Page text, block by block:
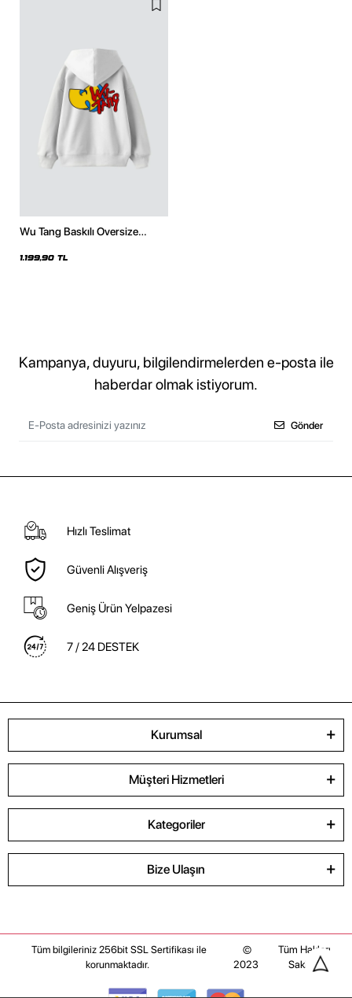
Wu Tang Baskılı Oversize
1.199,90 TL
Kampanya, duyuru, bilgilendirmelerden e-posta ile
haberdar olmak istiyorum.
Gönder
Hızlı Teslimat
Güvenli Alışveriş
Geniş Ürün Yelpazesi
7 / 24 DESTEK
Kurumsal
Müşteri Hizmetleri
Kategoriler
Bize Ulaşın
Tüm bilgileriniz 256bit SSL Sertifikası ile
korunmaktadır.
©
2023
Tüm Hakları
Saklıdır